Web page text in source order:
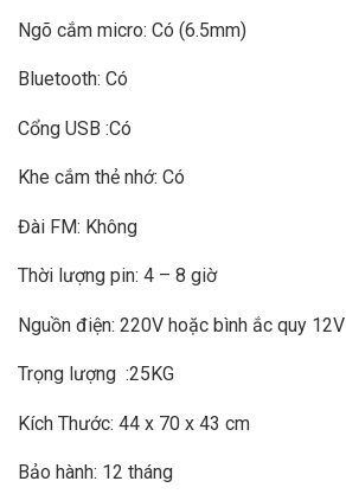
Ngõ cắm micro: Có (6.5mm)
Bluetooth: Có
Cổng USB :Có
Khe cắm thẻ nhớ: Có
Đài FM: Không
Thời lượng pin: 4 – 8 giờ
Nguồn điện: 220V hoặc bình ắc quy 12V
Trọng lượng :25KG
Kích Thước: 44 x 70 x 43 cm
Bảo hành: 12 tháng